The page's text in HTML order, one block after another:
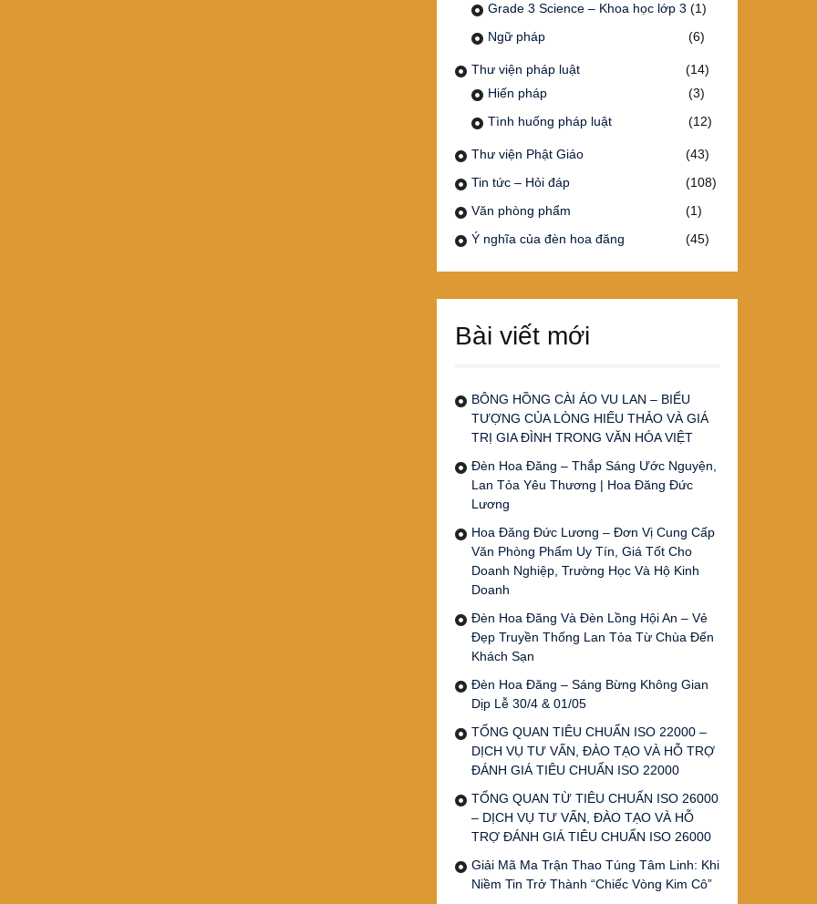
Grade 3 Science – Khoa học lớp 3 (1)
Ngữ pháp
(6)
Thư viện pháp luật
(14)
Hiến pháp
(3)
Tình huống pháp luật
(12)
Thư viện Phật Giáo
(43)
Tin tức – Hỏi đáp
(108)
Văn phòng phẩm
(1)
Ý nghĩa của đèn hoa đăng
(45)
Bài viết mới
BÔNG HỒNG CÀI ÁO VU LAN – BIỂU
TƯỢNG CỦA LÒNG HIẾU THẢO VÀ GIÁ
TRỊ GIA ĐÌNH TRONG VĂN HÓA VIỆT
Đèn Hoa Đăng – Thắp Sáng Ước Nguyện,
Lan Tỏa Yêu Thương | Hoa Đăng Đức
Lương
Hoa Đăng Đức Lương – Đơn Vị Cung Cấp
Văn Phòng Phẩm Uy Tín, Giá Tốt Cho
Doanh Nghiệp, Trường Học Và Hộ Kinh
Doanh
Đèn Hoa Đăng Và Đèn Lồng Hội An – Vẻ
Đẹp Truyền Thống Lan Tỏa Từ Chùa Đến
Khách Sạn
Đèn Hoa Đăng – Sáng Bừng Không Gian
Dịp Lễ 30/4 & 01/05
TỔNG QUAN TIÊU CHUẨN ISO 22000 –
DỊCH VỤ TƯ VẤN, ĐÀO TẠO VÀ HỖ TRỢ
ĐÁNH GIÁ TIÊU CHUẨN ISO 22000
TỔNG QUAN TỪ TIÊU CHUẨN ISO 26000
– DỊCH VỤ TƯ VẤN, ĐÀO TẠO VÀ HỖ
TRỢ ĐÁNH GIÁ TIÊU CHUẨN ISO 26000
Giải Mã Ma Trận Thao Túng Tâm Linh: Khi
Niềm Tin Trở Thành “Chiếc Vòng Kim Cô”